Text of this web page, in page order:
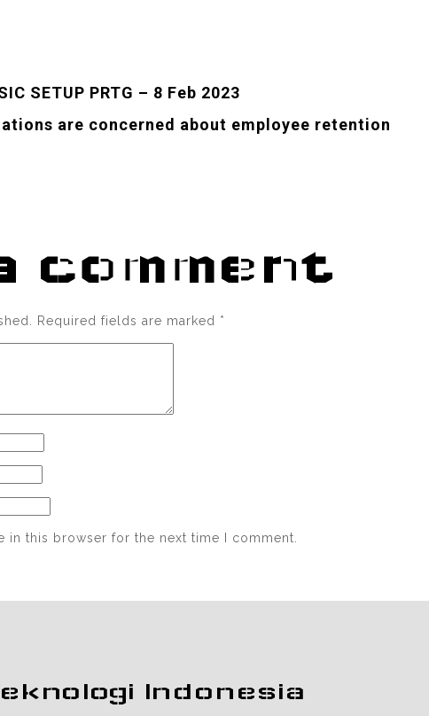
SETUP PRTG – 8 Feb 2023
are concerned about employee retention
comment
Required fields are marked *
in this browser for the next time I comment.
Indonesia